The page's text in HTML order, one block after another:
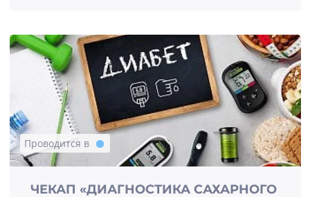
Проводится в
ЧЕКАП «ДИАГНОСТИКА САХАРНОГО